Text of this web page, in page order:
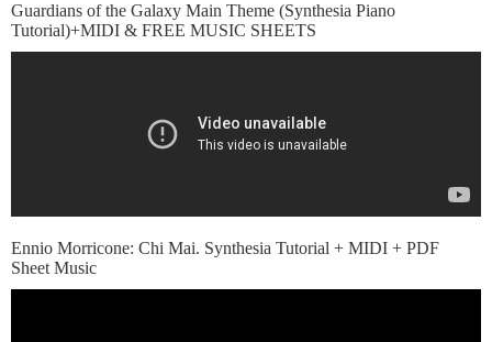
Guardians of the Galaxy Main Theme (Synthesia Piano
Tutorial)+MIDI & FREE MUSIC SHEETS
Ennio Morricone: Chi Mai. Synthesia Tutorial + MIDI + PDF
Sheet Music